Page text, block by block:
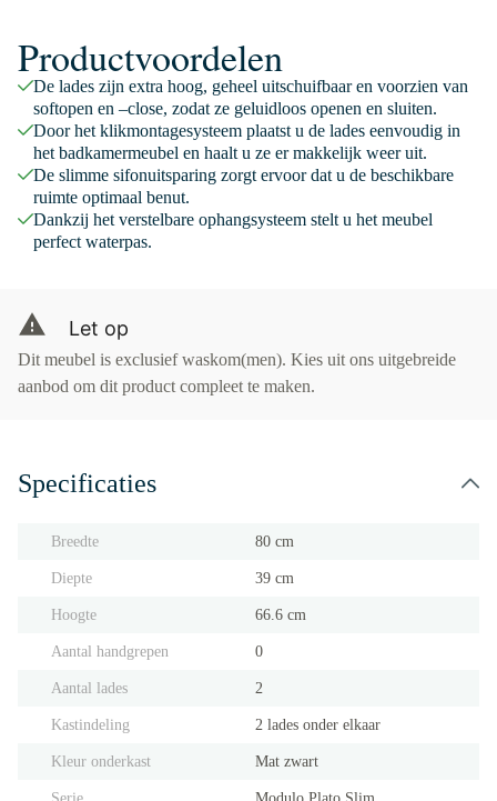
Productvoordelen
De lades zijn extra hoog, geheel uitschuifbaar en voorzien van
softopen en –close, zodat ze geluidloos openen en sluiten.
Door het klikmontagesysteem plaatst u de lades eenvoudig in
het badkamermeubel en haalt u ze er makkelijk weer uit.
De slimme sifonuitsparing zorgt ervoor dat u de beschikbare
ruimte optimaal benut.
Dankzij het verstelbare ophangsysteem stelt u het meubel
perfect waterpas.
Let op
Dit meubel is exclusief waskom(men). Kies uit ons uitgebreide
aanbod om dit product compleet te maken.
Specificaties
Breedte 80 cm
Diepte 39 cm
Hoogte 66.6 cm
Aantal handgrepen 0
Aantal lades 2
Kastindeling 2 lades onder elkaar
Kleur onderkast Mat zwart